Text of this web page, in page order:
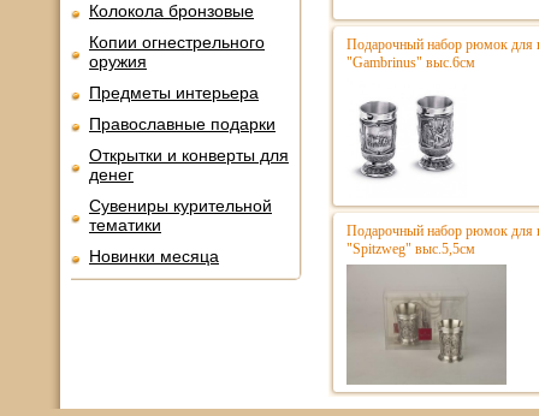
Колокола бронзовые
Копии огнестрельного
оружия
Предметы интерьера
Православные подарки
Открытки и конверты для
денег
Сувениры курительной
тематики
Новинки месяца
Подарочный набор рюмок для
"Gambrinus" выс.6см
Подарочный набор рюмок для
"Spitzweg" выс.5,5см